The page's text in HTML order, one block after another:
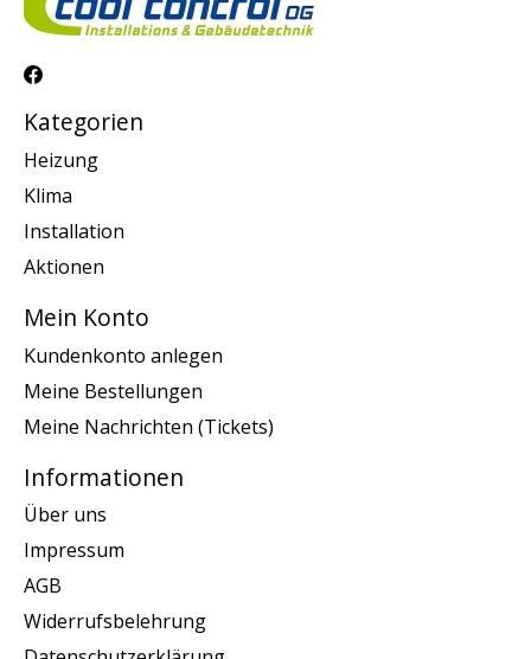
Kategorien
Heizung
Klima
Installation
Aktionen
Mein Konto
Kundenkonto anlegen
Meine Bestellungen
Meine Nachrichten (Tickets)
Informationen
Über uns
Impressum
AGB
Widerrufsbelehrung